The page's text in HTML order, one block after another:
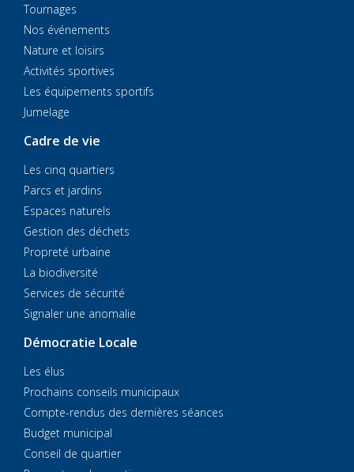
Tournages
Nos événements
Nature et loisirs
Activités sportives
Les équipements sportifs
Jumelage
Cadre de vie
Les cinq quartiers
Parcs et jardins
Espaces naturels
Gestion des déchets
Propreté urbaine
La biodiversité
Services de sécurité
Signaler une anomalie
Démocratie Locale
Les élus
Prochains conseils municipaux
Compte-rendus des dernières séances
Budget municipal
Conseil de quartier